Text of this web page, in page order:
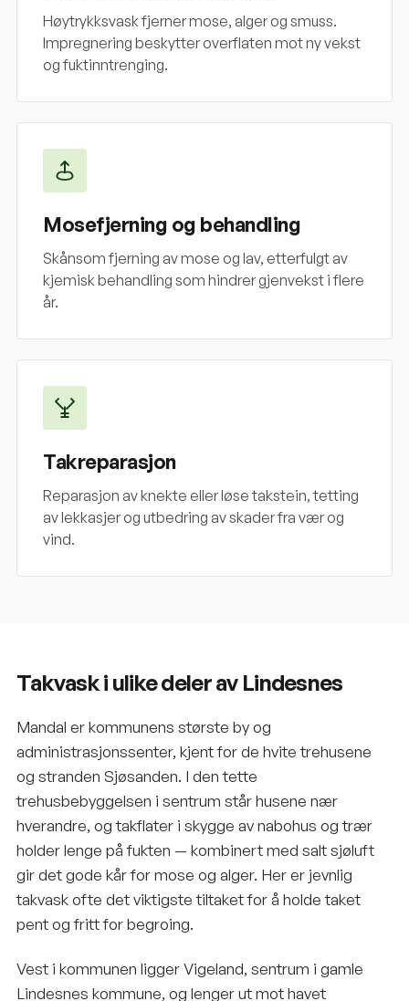
Høytrykksvask fjerner mose, alger og smuss.
Impregnering beskytter overflaten mot ny vekst
og fuktinntrenging.
Mosefjerning og behandling
Skånsom fjerning av mose og lav, etterfulgt av
kjemisk behandling som hindrer gjenvekst i flere
år.
Takreparasjon
Reparasjon av knekte eller løse takstein, tetting
av lekkasjer og utbedring av skader fra vær og
vind.
Takvask i ulike deler av Lindesnes
Mandal er kommunens største by og
administrasjonssenter, kjent for de hvite trehusene
og stranden Sjøsanden. I den tette
trehusbebyggelsen i sentrum står husene nær
hverandre, og takflater i skygge av nabohus og trær
holder lenge på fukten — kombinert med salt sjøluft
gir det gode kår for mose og alger. Her er jevnlig
takvask ofte det viktigste tiltaket for å holde taket
pent og fritt for begroing.
Vest i kommunen ligger Vigeland, sentrum i gamle
Lindesnes kommune, og lenger ut mot havet